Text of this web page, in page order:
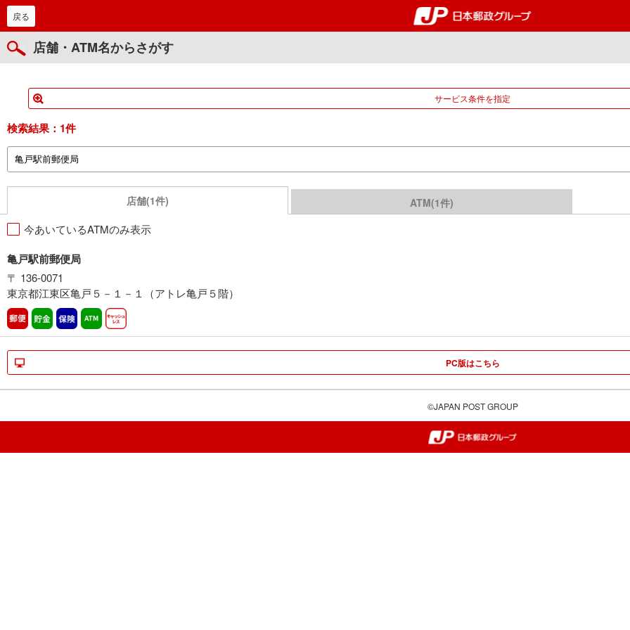
郵便局・日本郵政グループ
戻る
店舗・ATM名からさがす
サービス条件を指定
検索結果： 1件
店舗(1件) ATM(1件)
今あいているATMのみ表示
亀戸駅前郵便局
〒 136-0071
東京都江東区亀戸５－１－１（アトレ亀戸５階）
郵便 貯金 保険 ATM営業中
PC版はこちら
©JAPAN POST GROUP